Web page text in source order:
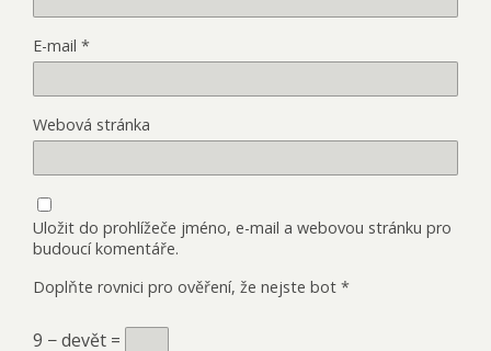
E-mail *
Webová stránka
Uložit do prohlížeče jméno, e-mail a webovou stránku pro
budoucí komentáře.
Doplňte rovnici pro ověření, že nejste bot *
9 − devět =